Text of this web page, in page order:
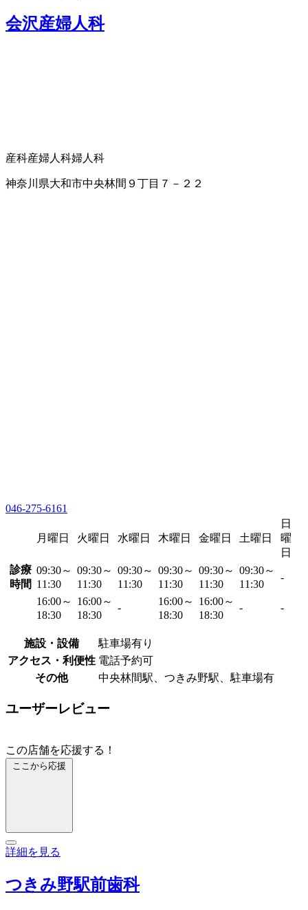
会沢産婦人科
産科産婦人科婦人科
神奈川県大和市中央林間９丁目７－２２
046-275-6161
月曜日 火曜日 水曜日 木曜日 金曜日 土曜日
日
曜
日
診療
時間
09:30～
11:30
09:30～
11:30
09:30～
11:30
09:30～
11:30
09:30～
11:30
09:30～
11:30
-
16:00～
18:30
16:00～
18:30
-
16:00～
18:30
16:00～
18:30
- -
施設・設備
駐車場有り
アクセス・利便性 電話予約可
その他
中央林間駅、つきみ野駅、駐車場有
ユーザーレビュー
この店舗を応援する！
ここから応援
詳細を見る
つきみ野駅前歯科